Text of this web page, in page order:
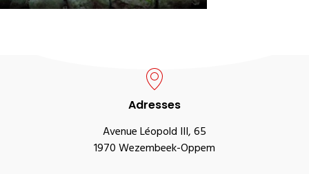
Adresses
Avenue Léopold III, 65
1970 Wezembeek-Oppem